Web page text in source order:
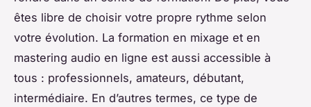
êtes libre de choisir votre propre rythme selon
votre évolution. La formation en mixage et en
mastering audio en ligne est aussi accessible à
tous : professionnels, amateurs, débutant,
intermédiaire. En d’autres termes, ce type de